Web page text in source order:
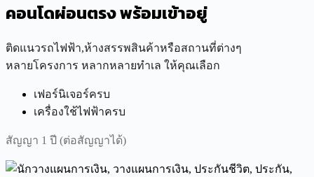
คอนโดผ่อนตรง พร้อมเข้าอยู่
ติดแนวรถไฟฟ้า,ห้างสรรพสินค้าหรือสถานที่ต่างๆ
หลายโครงการ หลากหลายทำเล ให้คุณเลือก
เฟอร์นิเจอร์ครบ
เครื่องใช้ไฟฟ้าครบ
สัญญา 1 ปี (ต่อสัญญาได้)